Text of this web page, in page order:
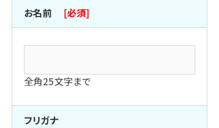
お名前 [必須]
全角25文字まで
フリガナ